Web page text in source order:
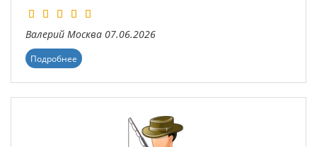
Валерий Москва 07.06.2026
Подробнее